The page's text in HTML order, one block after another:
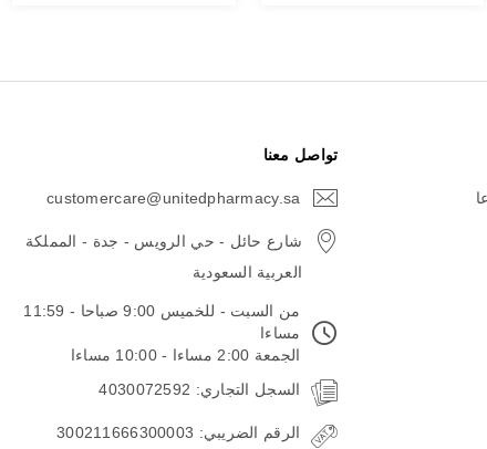
تواصل معنا
customercare@unitedpharmacy.sa
شارع حائل - حي الرويس - جدة - المملكة
العربية السعودية
من السبت - للخميس 9:00 صباحا - 11:59
مساءا
الجمعة 2:00 مساءا - 10:00 مساءا
السجل التجاري: 4030072592
الرقم الضريبي: 300211666300003